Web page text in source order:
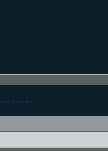
Themen